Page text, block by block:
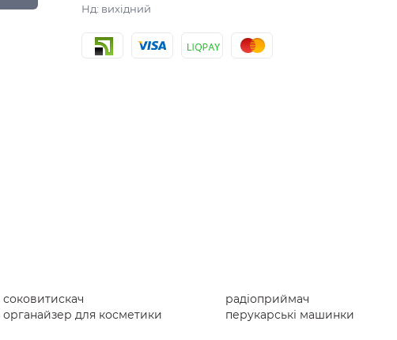
Нд: вихідний
соковитискач
органайзер для косметики
радіоприймач
перукарські машинки